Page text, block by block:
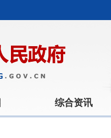
综合资讯